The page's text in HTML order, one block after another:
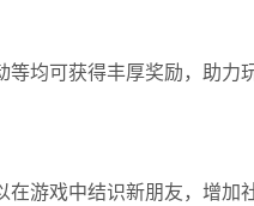
均可获得丰厚奖励，助力
游戏中结识新朋友，增加